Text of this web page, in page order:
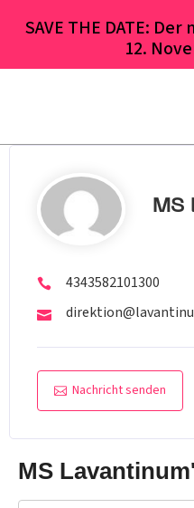
SAVE THE DATE:
12.
MS
4343582101300
Nachricht senden
MS